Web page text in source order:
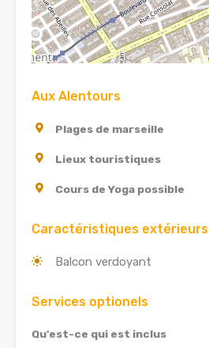
Aux Alentours
Plages de marseille
Lieux touristiques
Cours de Yoga possible
Caractéristiques extérieurs
Balcon verdoyant
Services optionels
Qu'est-ce qui est inclus